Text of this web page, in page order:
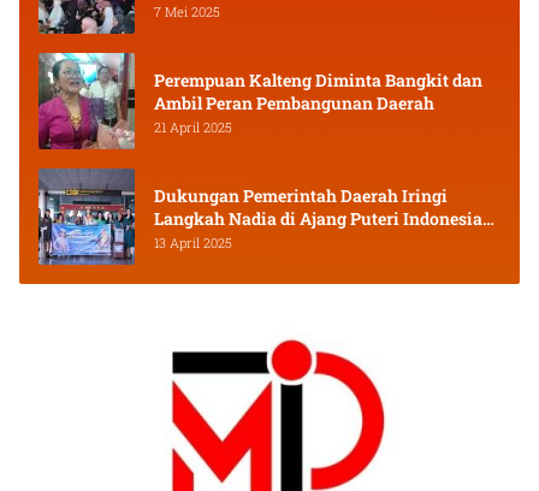
7 Mei 2025
Perempuan Kalteng Diminta Bangkit dan
Ambil Peran Pembangunan Daerah
21 April 2025
Dukungan Pemerintah Daerah Iringi
Langkah Nadia di Ajang Puteri Indonesia
2025
13 April 2025